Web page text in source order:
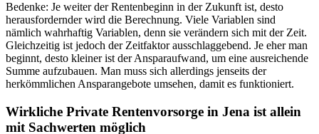
Bedenke: Je weiter der Rentenbeginn in der Zukunft ist, desto
herausfordernder wird die Berechnung. Viele Variablen sind
nämlich wahrhaftig Variablen, denn sie verändern sich mit der Zeit.
Gleichzeitig ist jedoch der Zeitfaktor ausschlaggebend. Je eher man
beginnt, desto kleiner ist der Ansparaufwand, um eine ausreichende
Summe aufzubauen. Man muss sich allerdings jenseits der
herkömmlichen Ansparangebote umsehen, damit es funktioniert.
Wirkliche Private Rentenvorsorge in Jena ist allein
mit Sachwerten möglich